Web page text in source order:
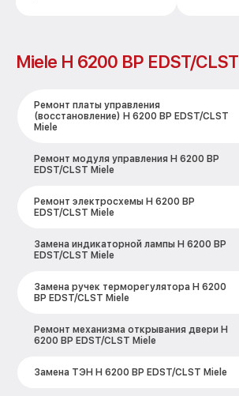
Miele H 6200 BP EDST/CLST
Ремонт платы управления
(восстановление) H 6200 BP EDST/CLST
Miele
Ремонт модуля управления H 6200 BP
EDST/CLST Miele
Ремонт электросхемы H 6200 BP
EDST/CLST Miele
Замена индикаторной лампы H 6200 BP
EDST/CLST Miele
Замена ручек терморегулятора H 6200
BP EDST/CLST Miele
Ремонт механизма открывания двери H
6200 BP EDST/CLST Miele
Замена ТЭН H 6200 BP EDST/CLST Miele